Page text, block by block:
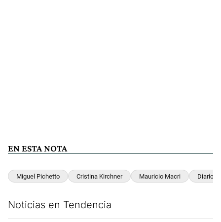
EN ESTA NOTA
Miguel Pichetto Cristina Kirchner Mauricio Macri Diario
Noticias en Tendencia